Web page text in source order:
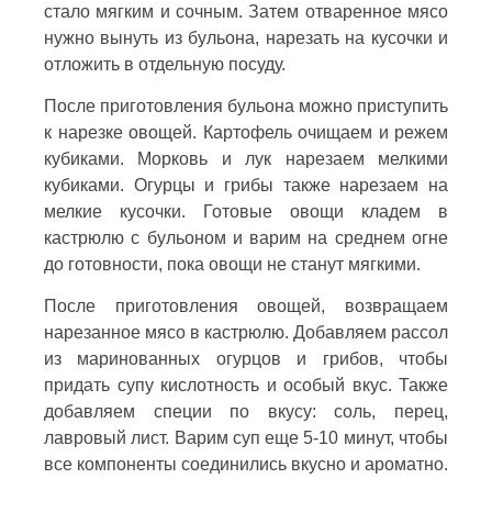
стало мягким и сочным. Затем отваренное мясо
нужно вынуть из бульона, нарезать на кусочки и
отложить в отдельную посуду.
После приготовления бульона можно приступить
к нарезке овощей. Картофель очищаем и режем
кубиками. Морковь и лук нарезаем мелкими
кубиками. Огурцы и грибы также нарезаем на
мелкие кусочки. Готовые овощи кладем в
кастрюлю с бульоном и варим на среднем огне
до готовности, пока овощи не станут мягкими.
После приготовления овощей, возвращаем
нарезанное мясо в кастрюлю. Добавляем рассол
из маринованных огурцов и грибов, чтобы
придать супу кислотность и особый вкус. Также
добавляем специи по вкусу: соль, перец,
лавровый лист. Варим суп еще 5-10 минут, чтобы
все компоненты соединились вкусно и ароматно.